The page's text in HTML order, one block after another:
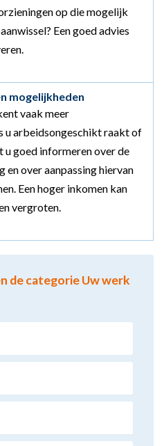
op die mogelijk
Een goed advies
mogelijkheden
vaak meer
u arbeidsongeschikt raakt of
goed informeren over de
en over aanpassing hiervan
Een hoger inkomen kan
vergroten.
de categorie Uw werk